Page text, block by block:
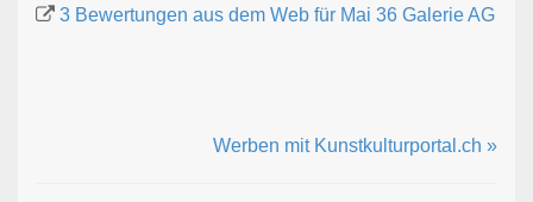
3 Bewertungen aus dem Web für Mai 36 Galerie AG
Werben mit Kunstkulturportal.ch »